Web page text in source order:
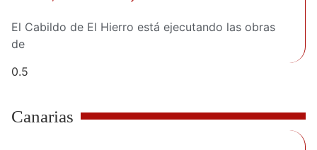
El Cabildo de El Hierro está ejecutando las obras
de
Canarias